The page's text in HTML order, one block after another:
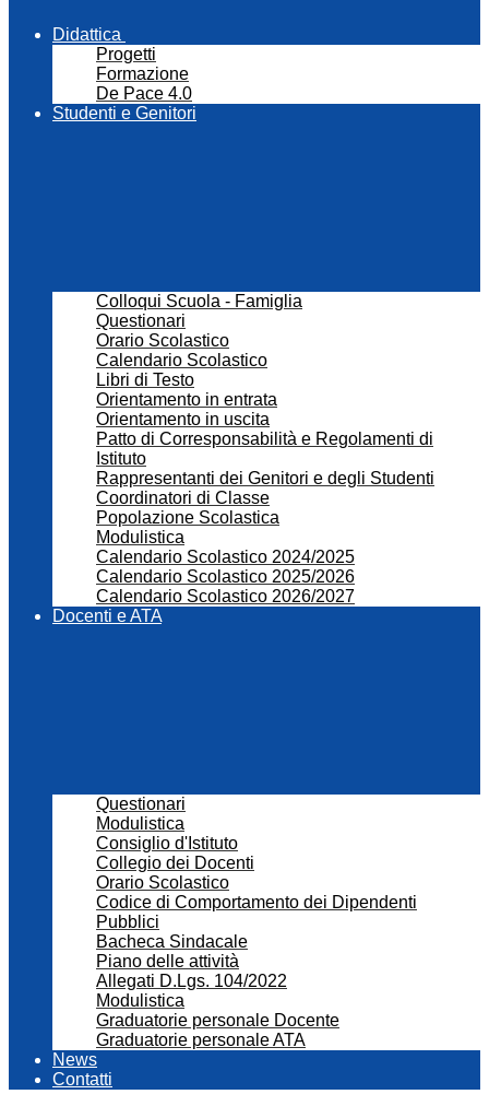
Didattica
Progetti
Formazione
De Pace 4.0
Studenti e Genitori
Colloqui Scuola - Famiglia
Questionari
Orario Scolastico
Calendario Scolastico
Libri di Testo
Orientamento in entrata
Orientamento in uscita
Patto di Corresponsabilità e Regolamenti di
Istituto
Rappresentanti dei Genitori e degli Studenti
Coordinatori di Classe
Popolazione Scolastica
Modulistica
Calendario Scolastico 2024/2025
Calendario Scolastico 2025/2026
Calendario Scolastico 2026/2027
Docenti e ATA
Questionari
Modulistica
Consiglio d'Istituto
Collegio dei Docenti
Orario Scolastico
Codice di Comportamento dei Dipendenti
Pubblici
Bacheca Sindacale
Piano delle attività
Allegati D.Lgs. 104/2022
Modulistica
Graduatorie personale Docente
Graduatorie personale ATA
News
Contatti